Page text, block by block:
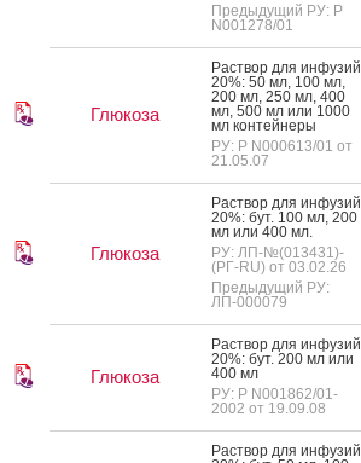
Предыдущий РУ: Р
N001278/01
Глюкоза
Рас­твор для ин­фу­зий
20%: 50 мл, 100 мл,
200 мл, 250 мл, 400
мл, 500 мл или 1000
мл кон­тей­не­ры
РУ: Р N000613/01 от
21.05.07
Глюкоза
Рас­твор для ин­фу­зий
20%: бут. 100 мл, 200
мл или 400 мл.
РУ: ЛП-№(013431)-
(РГ-RU) от 03.02.26
Предыдущий РУ:
ЛП-000079
Глюкоза
Рас­твор для ин­фу­зий
20%: бут. 200 мл или
400 мл
РУ: Р N001862/01-
2002 от 19.09.08
Рас­твор для ин­фу­зий